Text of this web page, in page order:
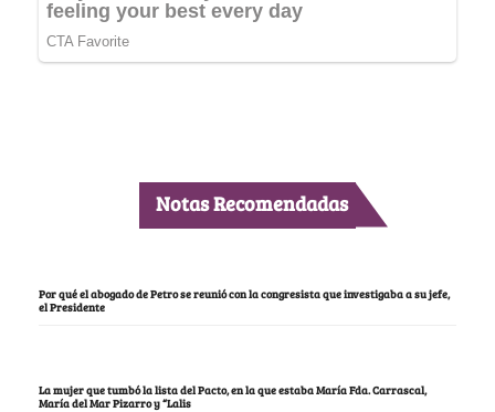
Notas Recomendadas
Por qué el abogado de Petro se reunió con la congresista que investigaba a su jefe,
el Presidente
La mujer que tumbó la lista del Pacto, en la que estaba María Fda. Carrascal,
María del Mar Pizarro y “Lalis